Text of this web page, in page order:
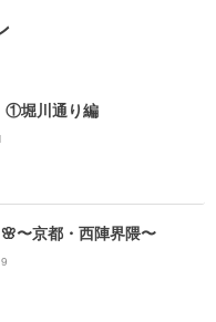
①堀川通り編
〜京都・西陣界隈〜
9